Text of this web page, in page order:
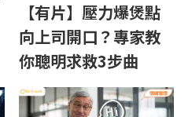
【有片】壓力爆煲點
向上司開口？專家教
你聰明求救3步曲